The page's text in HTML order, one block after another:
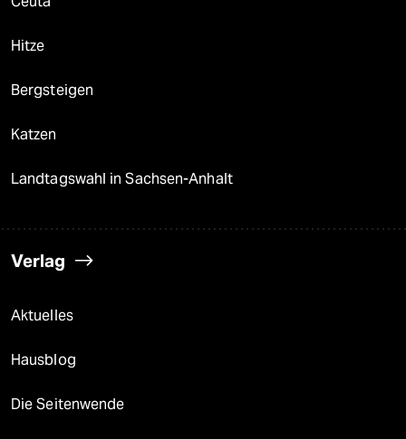
Hitze
Bergsteigen
Katzen
Landtagswahl in Sachsen-Anhalt
Verlag
Aktuelles
Hausblog
Die Seitenwende